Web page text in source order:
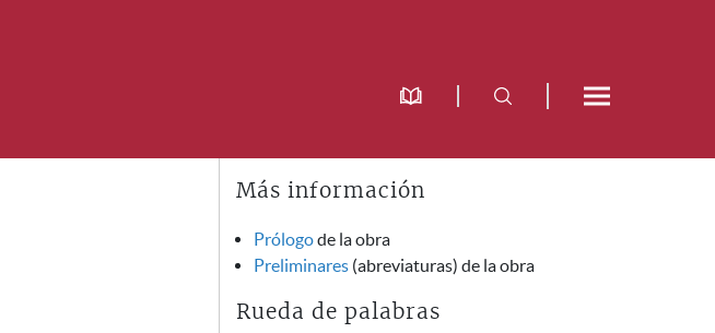
Más información
Prólogode la obra
Preliminares (abreviaturas) de la obra
Rueda de palabras